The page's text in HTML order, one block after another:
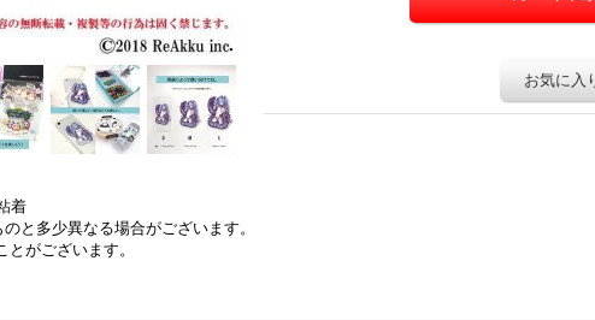
お気に入
着
と多少異なる場合がございます。
がございます。